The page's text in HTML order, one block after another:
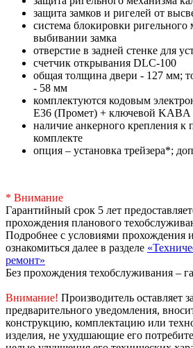
защита замков и ригелей от
система блокировки ригельного
выбивании замка
отверстие в задней стенке для
счетчик открывания DLC-100
общая толщина двери - 127 мм;
- 58 мм
комплектуются кодовым
Е36 (Промет) + ключевой
наличие анкерного крепления к
комплекте
опция – установка трейзера*;
* Внимание
Гарантийный срок 5 лет
прохождения планового
Подробнее с условиями прохождения
ознакомиться далее в разделе
ремонт»
Без прохождения техобслуживания –
Внимание! Производитель оставляет
предварительного уведомления,
конструкцию, комплектацию или
изделия, не ухудшающие его